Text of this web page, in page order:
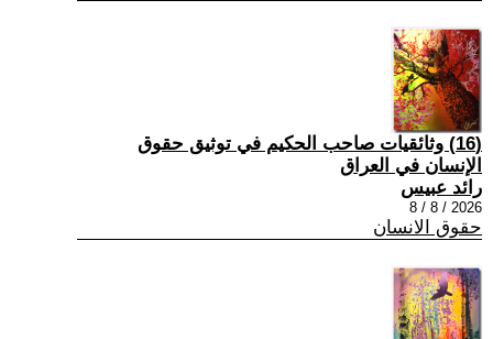
(16) وثائقيات صاحب الحكيم في توثيق حقوق
الإنسان في العراق
رائد عبيس
2026 / 8 / 8
حقوق الانسان